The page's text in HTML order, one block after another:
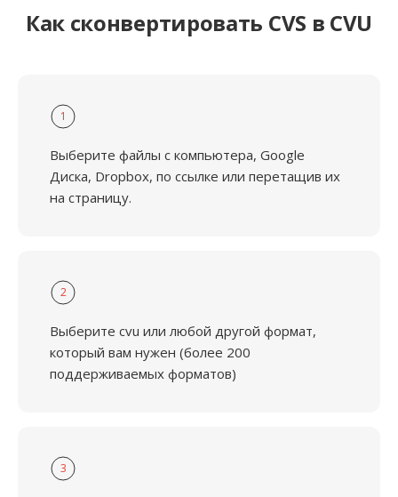
Как сконвертировать CVS в CVU
1
Выберите файлы с компьютера, Google
Диска, Dropbox, по ссылке или перетащив их
на страницу.
2
Выберите cvu или любой другой формат,
который вам нужен (более 200
поддерживаемых форматов)
3